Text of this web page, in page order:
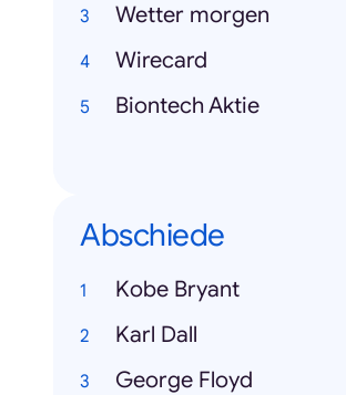
Wetter morgen
Wirecard
Biontech Aktie
Abschiede
Kobe Bryant
Karl Dall
George Floyd